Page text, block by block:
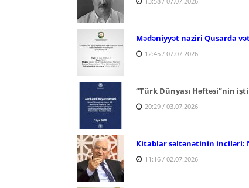
Mədəniyyət naziri Qusarda
12:45 / 07.07.2026
“Türk Dünyası Həftəsi”nin
20:29 / 03.07.2026
Kitablar səltənətinin inciləri:
11:16 / 02.07.2026